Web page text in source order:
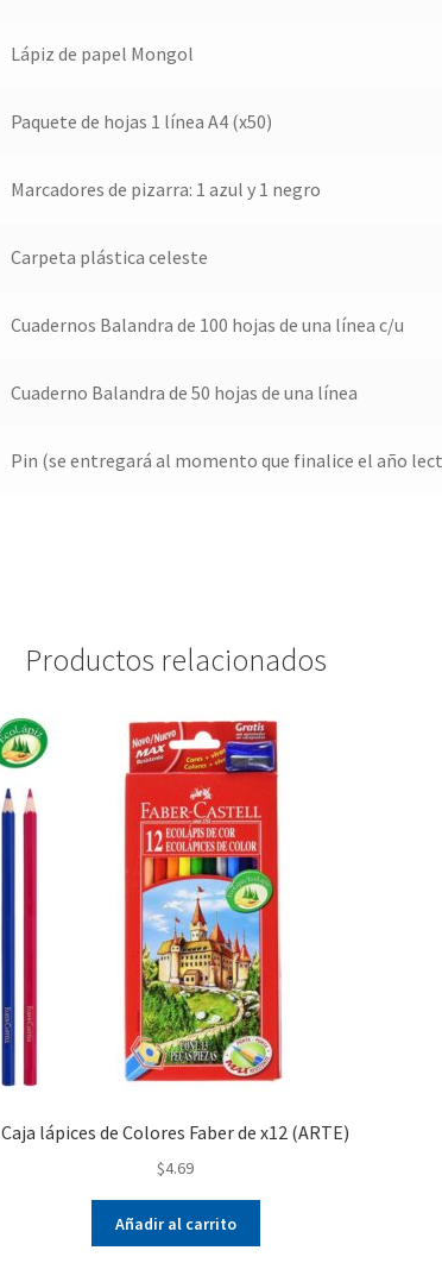
Lápiz de papel Mongol
Paquete de hojas 1 línea A4 (x50)
Marcadores de pizarra: 1 azul y 1 negro
Carpeta plástica celeste
Cuadernos Balandra de 100 hojas de una línea c/u
Cuaderno Balandra de 50 hojas de una línea
Pin (se entregará al momento que finalice el año
Productos relacionados
Caja lápices de Colores Faber de x12 (ARTE)
$4.69
Añadir al carrito